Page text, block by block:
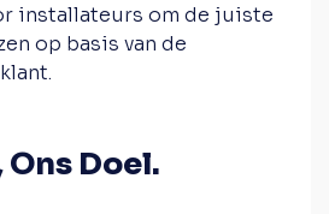
installateurs om de juiste
op basis van de
Ons Doel.